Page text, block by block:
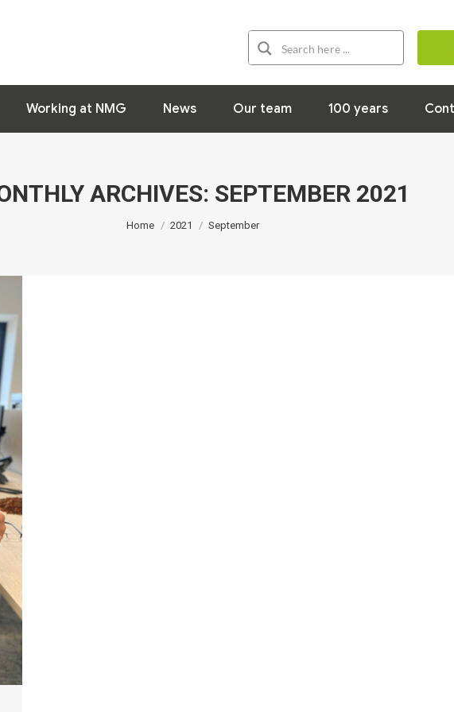
Working at NMG News Our team 100 years
ARCHIVES: SEPTEMBER 2021
You are here:
Home 2021 September
Working at NMG News Our team